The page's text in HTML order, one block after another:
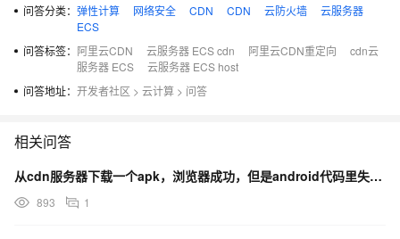
问答分类： 弹性计算 网络安全 CDN CDN 云防火墙
云服务器
ECS
问答标签： 阿里云CDN 云服务器 ECS cdn 阿里云CDN重定向
cdn云
服务器 ECS
云服务器 ECS host
问答地址： 开发者社区 > 云计算 > 问答
相关问答
从cdn服务器下载一个apk，浏览器成功，但是android代码里失败，请问原因是什么？
893 1